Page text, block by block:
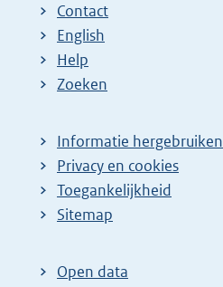
Contact
English
Help
Zoeken
Informatie hergebruiken
Privacy en cookies
Toegankelijkheid
Sitemap
Open data